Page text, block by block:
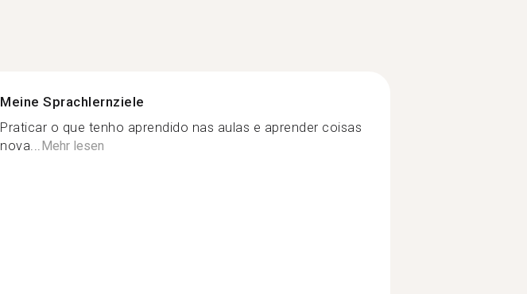
Meine Sprachlernziele
Praticar o que tenho aprendido nas aulas e aprender coisas
nova... Mehr lesen